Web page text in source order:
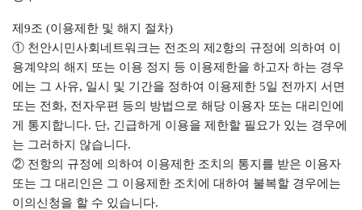
제9조 (이용제한 및 해지 절차)
① 천안시민사회네트워크는 전조의 제2항의 규정에 의하여 이
용계약의 해지 또는 이용 정지 등 이용제한을 하고자 하는 경우
에는 그 사유, 일시 및 기간을 정하여 이용제한 5일 전까지 서면
또는 전화, 전자우편 등의 방법으로 해당 이용자 또는 대리인에
게 통지합니다. 단, 긴급하게 이용을 제한할 필요가 있는 경우에
는 그러하지 않습니다.
② 전항의 규정에 의하여 이용제한 조치의 통지를 받은 이용자
또는 그 대리인은 그 이용제한 조치에 대하여 불복할 경우에는
이의신청을 할 수 있습니다.